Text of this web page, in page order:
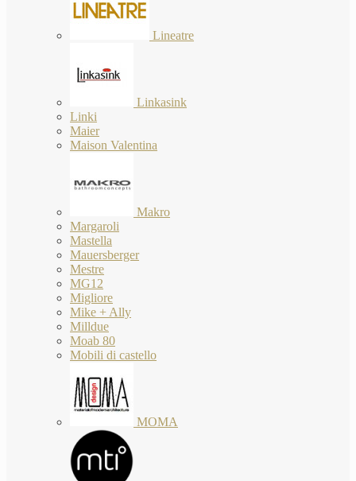
Lineatre
Linkasink
Linki
Maier
Maison Valentina
Makro
Margaroli
Mastella
Mauersberger
Mestre
MG12
Migliore
Mike + Ally
Milldue
Moab 80
Mobili di castello
MOMA